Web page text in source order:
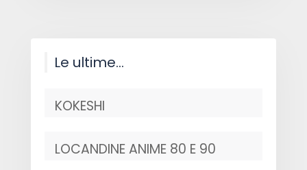
Le ultime…
KOKESHI
LOCANDINE ANIME 80 E 90